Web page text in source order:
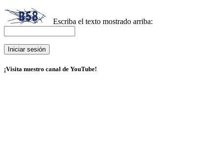
Escriba el texto mostrado arriba:
¡Visita nuestro canal de YouTube!